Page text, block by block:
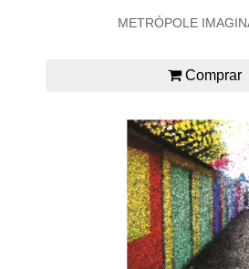
METRÓPOLE
Comprar